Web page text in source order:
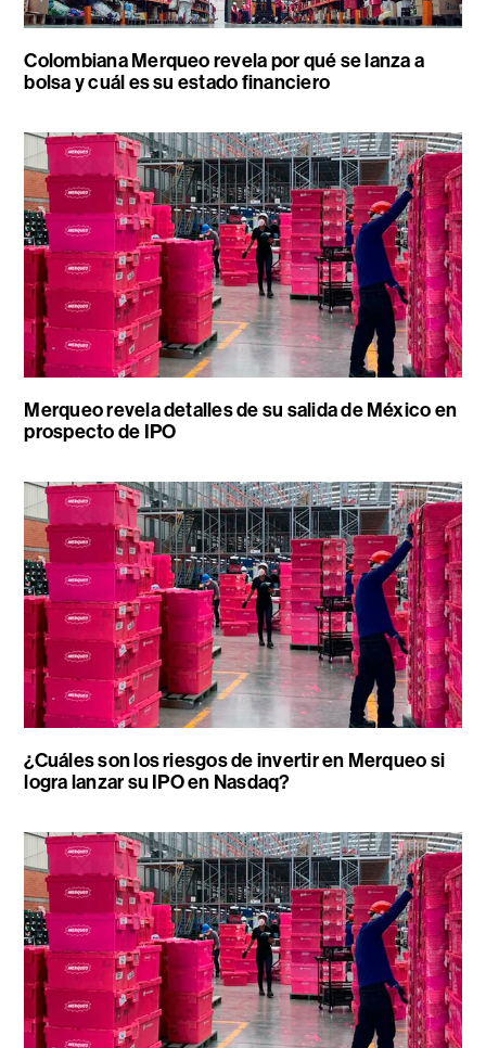
Colombiana Merqueo revela por qué se lanza a
bolsa y cuál es su estado financiero
Merqueo revela detalles de su salida de México en
prospecto de IPO
¿Cuáles son los riesgos de invertir en Merqueo si
logra lanzar su IPO en Nasdaq?